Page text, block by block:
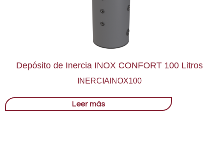
Depósito de Inercia INOX CONFORT 100 Litros
INERCIAINOX100
Leer más